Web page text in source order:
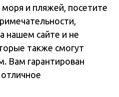
моря и пляжей, посетите
нашем сайте и не
также смогут
Вам гарантирован